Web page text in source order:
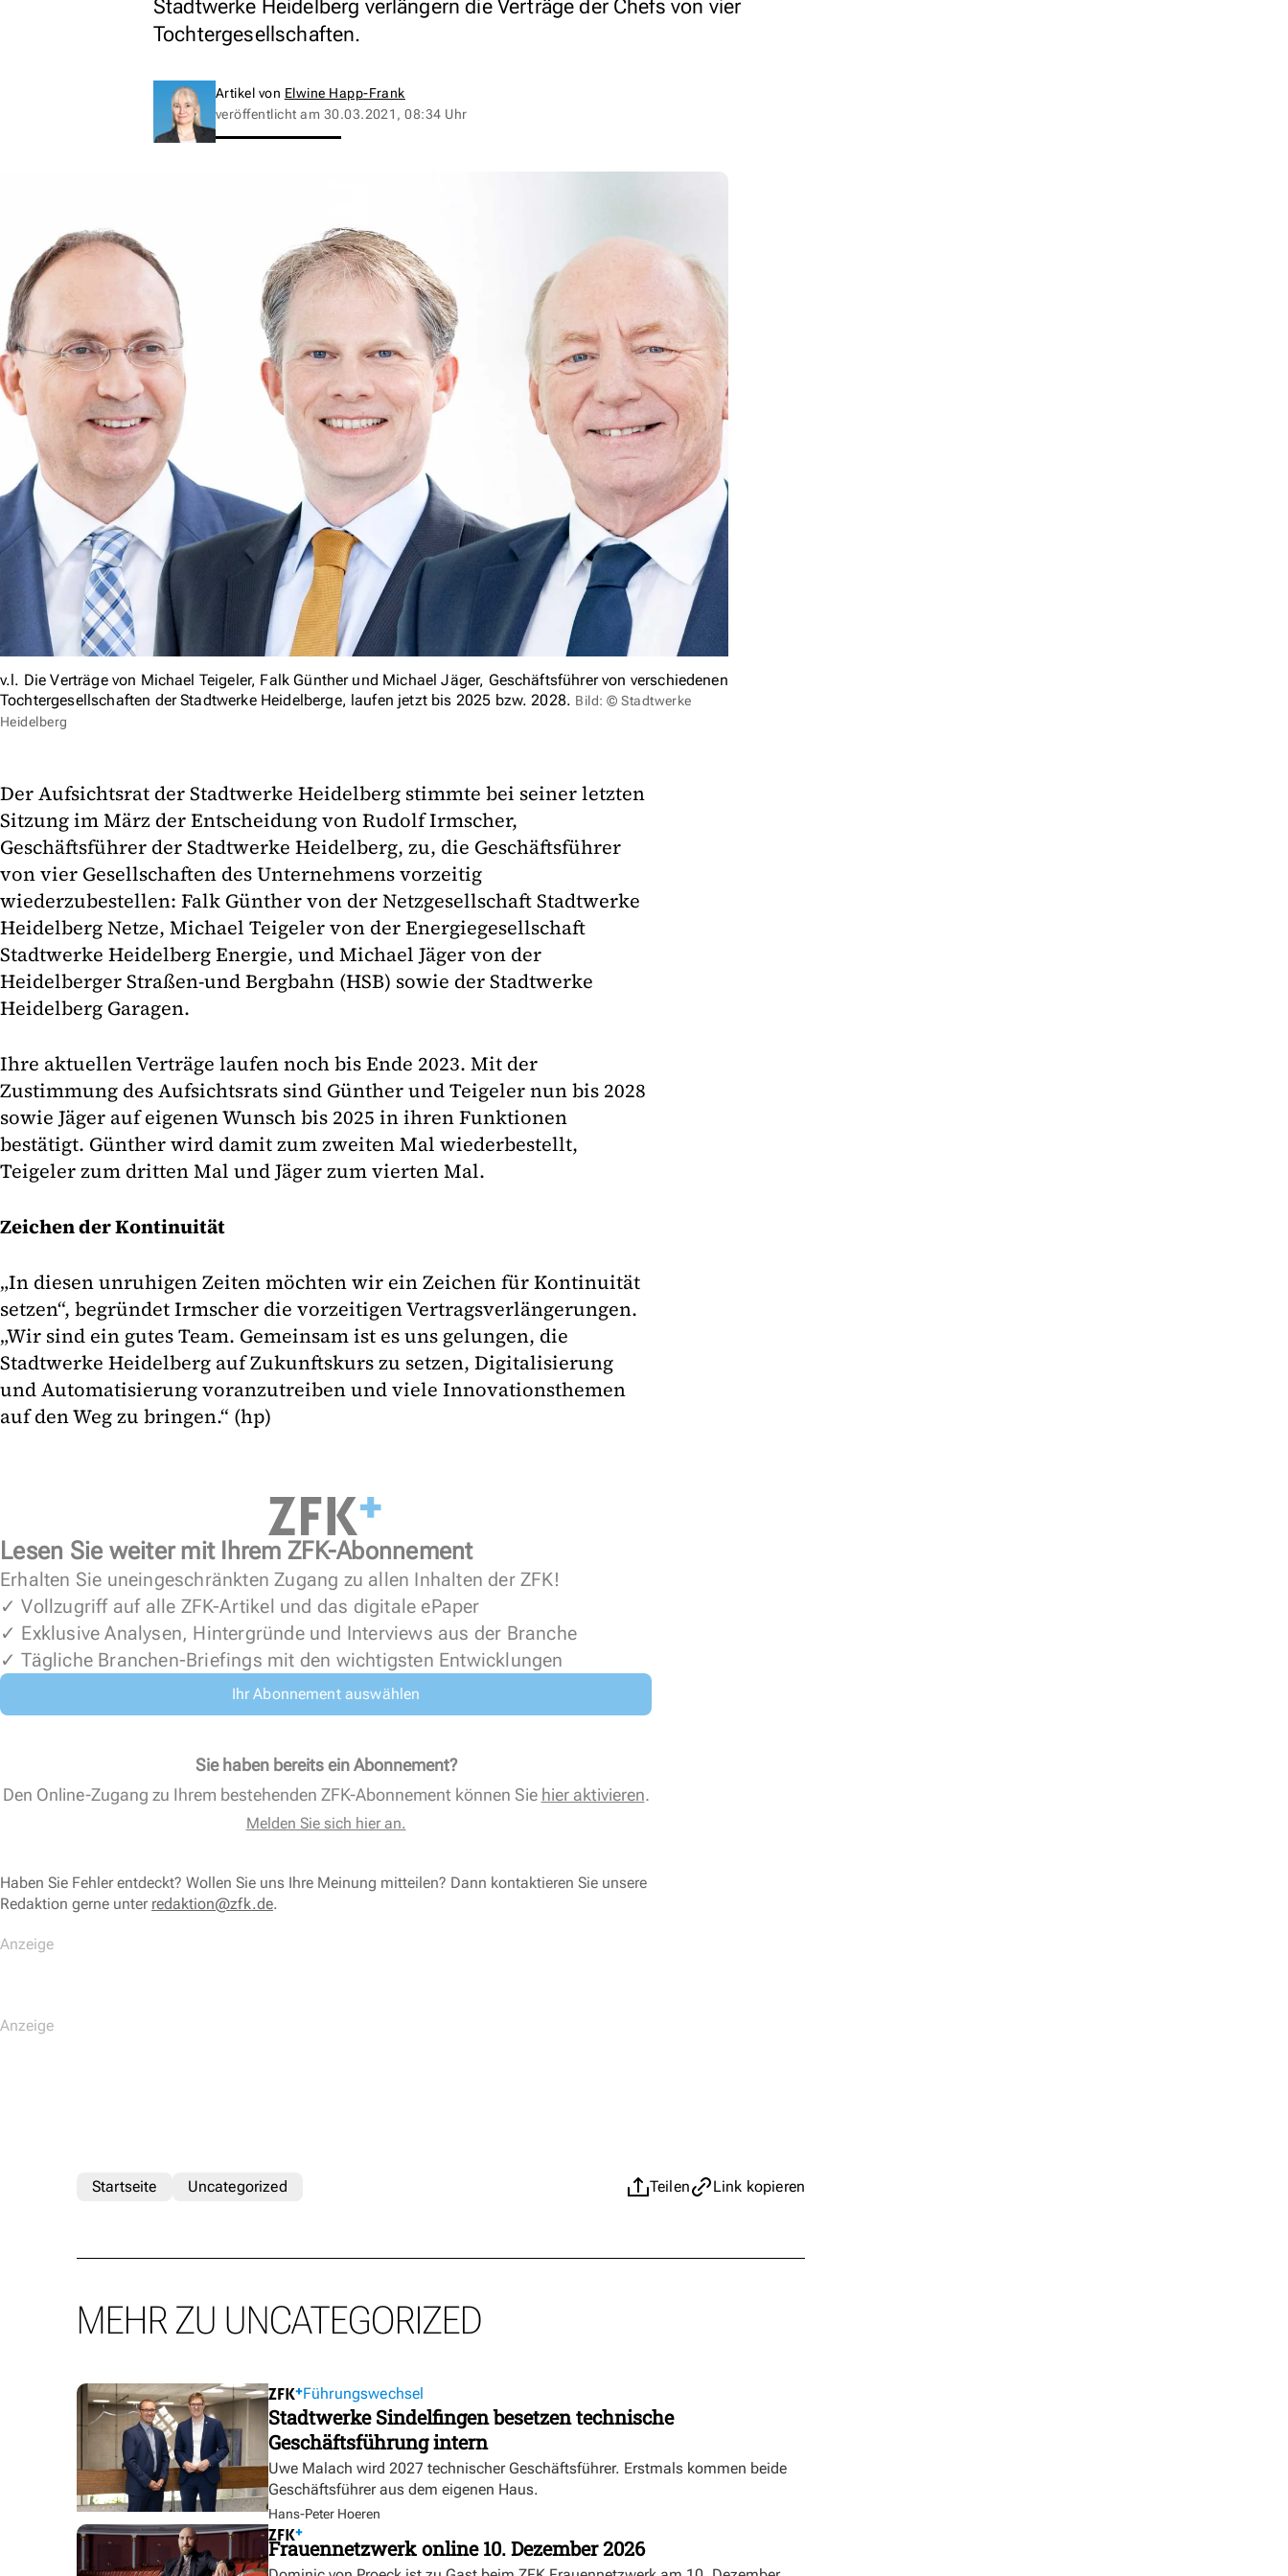
Stadtwerke Heidelberg verlängern die Verträge der Chefs von vier
Tochtergesellschaften.
Artikel von Elwine Happ-Frank
veröffentlicht am 30.03.2021, 08:34 Uhr
v.l. Die Verträge von Michael Teigeler, Falk Günther und Michael Jäger, Geschäftsführer von verschiedenen
Tochtergesellschaften der Stadtwerke Heidelberge, laufen jetzt bis 2025 bzw. 2028. Bild: © Stadtwerke
Heidelberg
Der Aufsichtsrat der Stadtwerke Heidelberg stimmte bei seiner letzten
Sitzung im März der Entscheidung von Rudolf Irmscher,
Geschäftsführer der Stadtwerke Heidelberg, zu, die Geschäftsführer
von vier Gesellschaften des Unternehmens vorzeitig
wiederzubestellen: Falk Günther von der Netzgesellschaft Stadtwerke
Heidelberg Netze, Michael Teigeler von der Energiegesellschaft
Stadtwerke Heidelberg Energie, und Michael Jäger von der
Heidelberger Straßen-und Bergbahn (HSB) sowie der Stadtwerke
Heidelberg Garagen.
Ihre aktuellen Verträge laufen noch bis Ende 2023. Mit der
Zustimmung des Aufsichtsrats sind Günther und Teigeler nun bis 2028
sowie Jäger auf eigenen Wunsch bis 2025 in ihren Funktionen
bestätigt. Günther wird damit zum zweiten Mal wiederbestellt,
Teigeler zum dritten Mal und Jäger zum vierten Mal.
Zeichen der Kontinuität
„In diesen unruhigen Zeiten möchten wir ein Zeichen für Kontinuität
setzen“, begründet Irmscher die vorzeitigen Vertragsverlängerungen.
„Wir sind ein gutes Team. Gemeinsam ist es uns gelungen, die
Stadtwerke Heidelberg auf Zukunftskurs zu setzen, Digitalisierung
und Automatisierung voranzutreiben und viele Innovationsthemen
auf den Weg zu bringen.“ (hp)
Lesen Sie weiter mit Ihrem ZFK-Abonnement
Erhalten Sie uneingeschränkten Zugang zu allen Inhalten der ZFK!
✓ Vollzugriff auf alle ZFK-Artikel und das digitale ePaper
✓ Exklusive Analysen, Hintergründe und Interviews aus der Branche
✓ Tägliche Branchen-Briefings mit den wichtigsten Entwicklungen
Ihr Abonnement auswählen
Sie haben bereits ein Abonnement?
Den Online-Zugang zu Ihrem bestehenden ZFK-Abonnement können Sie hier aktivieren.
Melden Sie sich hier an.
Haben Sie Fehler entdeckt? Wollen Sie uns Ihre Meinung mitteilen? Dann kontaktieren Sie unsere
Redaktion gerne unter redaktion@zfk.de.
Teilen Link kopieren
Startseite Uncategorized
MEHR ZU UNCATEGORIZED
Führungswechsel
Stadtwerke Sindelfingen besetzen technische
Geschäftsführung intern
Uwe Malach wird 2027 technischer Geschäftsführer. Erstmals kommen beide
Geschäftsführer aus dem eigenen Haus.
Hans-Peter Hoeren
Frauennetzwerk online 10. Dezember 2026